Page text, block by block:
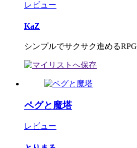
レビュー
KaZ
シンプルでサクサク進めるRPG
ペグと魔塔
レビュー